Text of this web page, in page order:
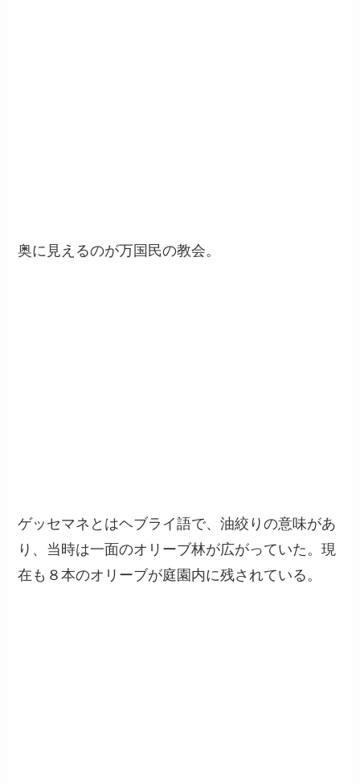
奥に見えるのが万国民の教会。
ゲッセマネとはヘブライ語で、油絞りの意味があ
り、当時は一面のオリーブ林が広がっていた。現
在も８本のオリーブが庭園内に残されている。